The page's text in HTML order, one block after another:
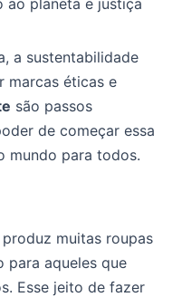
ao planeta e justiça
a sustentabilidade
marcas éticas e
são passos
de começar essa
mundo para todos.
muitas roupas
para aqueles que
Esse jeito de fazer